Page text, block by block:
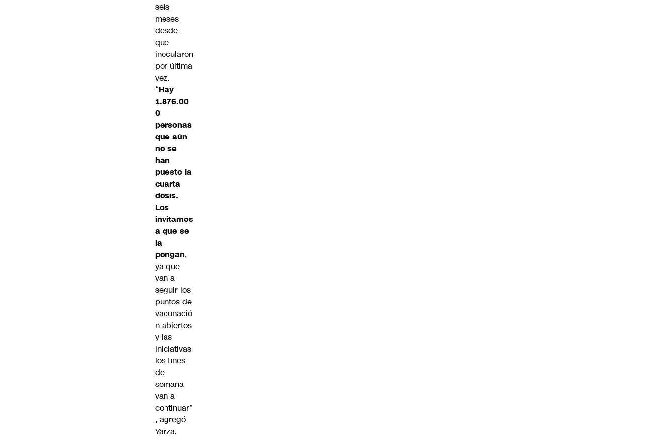
seis
meses
desde
que
inocularon
por última
vez.
“Hay
1.876.00
0
personas
que aún
no se
han
puesto la
cuarta
dosis.
Los
invitamos
a que se
la
pongan,
ya que
van a
seguir los
puntos de
vacunació
n abiertos
y las
iniciativas
los fines
de
semana
van a
continuar”
, agregó
Yarza.